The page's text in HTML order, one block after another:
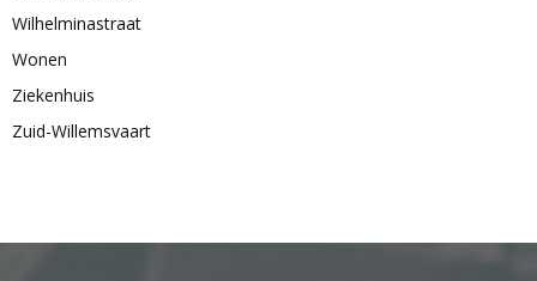
Wilhelminastraat
Wonen
Ziekenhuis
Zuid-Willemsvaart